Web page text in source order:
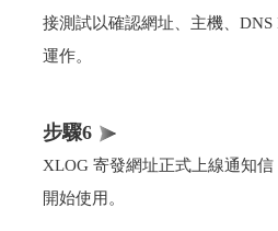
接測試以確認網址、主機、
運作。
步驟6
XLOG 寄發網址正式上線通知
開始使用。